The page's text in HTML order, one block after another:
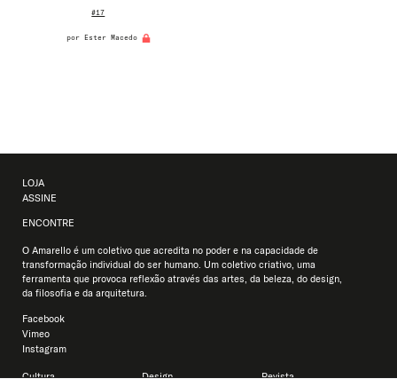
#17
porEster Macedo
LOJA
ASSINE
ENCONTRE
O Amarello é um coletivo que acredita no poder e na capacidade de
transformação individual do ser humano. Um coletivo criativo, uma
ferramenta que provoca reflexão através das artes, da beleza, do design,
da filosofia e da arquitetura.
Facebook
Vimeo
Instagram